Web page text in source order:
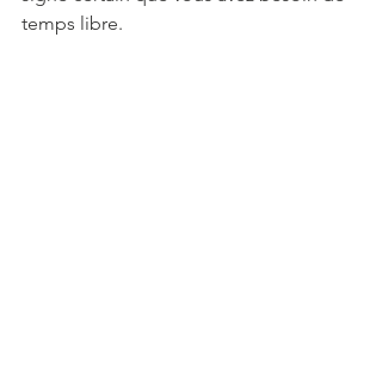
temps libre.